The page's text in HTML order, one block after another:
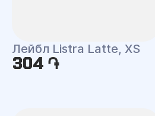
Лейбл Listra Latte, XS
304 ֏